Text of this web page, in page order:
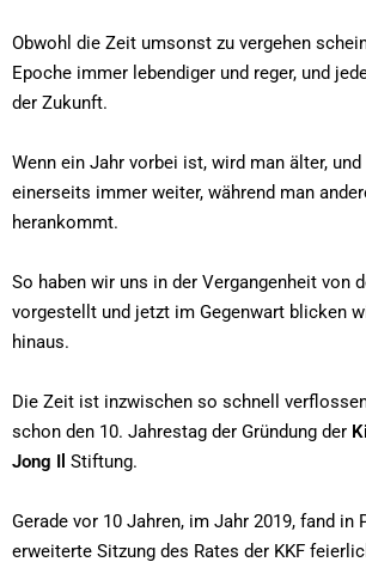
Obwohl die Zeit umsonst zu vergehen
Epoche immer lebendiger und reger, und
der Zukunft.
Wenn ein Jahr vorbei ist, wird man älter,
einerseits immer weiter, während man
herankommt.
So haben wir uns in der Vergangenheit von
vorgestellt und jetzt im Gegenwart blicken
hinaus.
Die Zeit ist inzwischen so schnell
schon den 10. Jahrestag der Gründung der
Jong Il Stiftung.
Gerade vor 10 Jahren, im Jahr 2019, fand in
erweiterte Sitzung des Rates der KKF